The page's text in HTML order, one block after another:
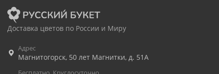
Доставка цветов по России и Миру
Адрес
Магнитогорск, 50 лет Магнитки, д. 51А